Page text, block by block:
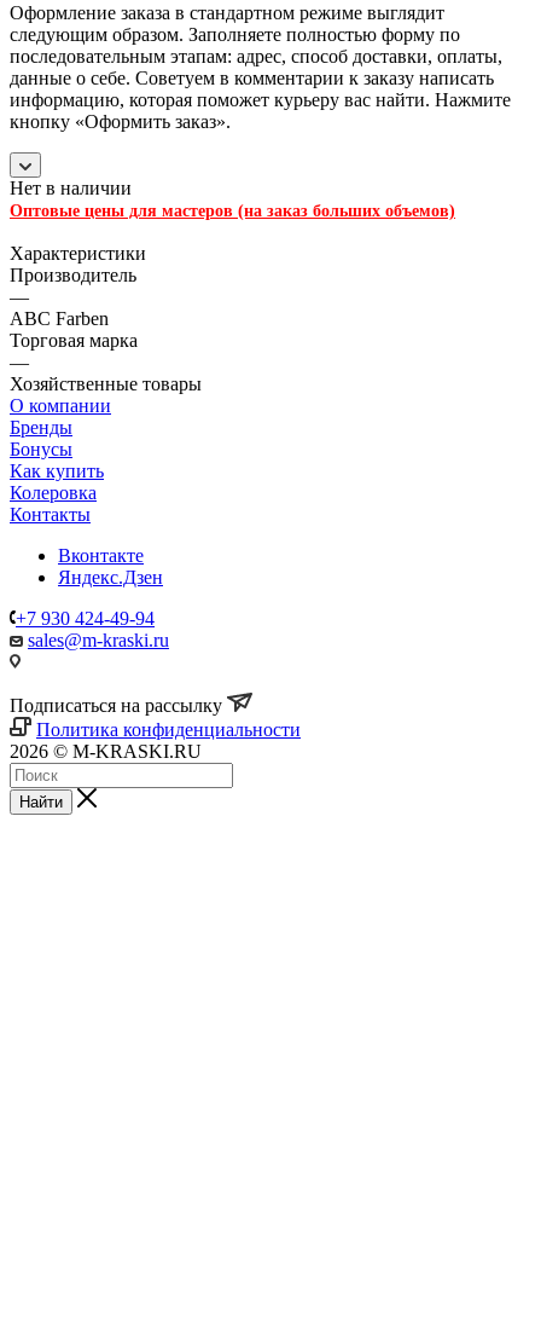
Оформление заказа в стандартном режиме выглядит
следующим образом. Заполняете полностью форму по
последовательным этапам: адрес, способ доставки, оплаты,
данные о себе. Советуем в комментарии к заказу написать
информацию, которая поможет курьеру вас найти. Нажмите
кнопку «Оформить заказ».
Нет в наличии
Оптовые цены для мастеров (на заказ больших объемов)
Характеристики
Производитель
—
ABC Farben
Торговая марка
—
Хозяйственные товары
О компании
Бренды
Бонусы
Как купить
Колеровка
Контакты
Вконтакте
Яндекс.Дзен
+7 930 424-49-94
sales@m-kraski.ru
Подписаться на рассылку
Политика конфиденциальности
2026 © M-KRASKI.RU
Найти